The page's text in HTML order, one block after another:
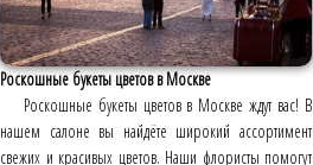
Роскошные букеты цветов в Москве
Роскошные букеты цветов в Москве ждут вас! В
нашем салоне вы найдёте широкий ассортимент
свежих и красивых цветов. Наши флористы помогут